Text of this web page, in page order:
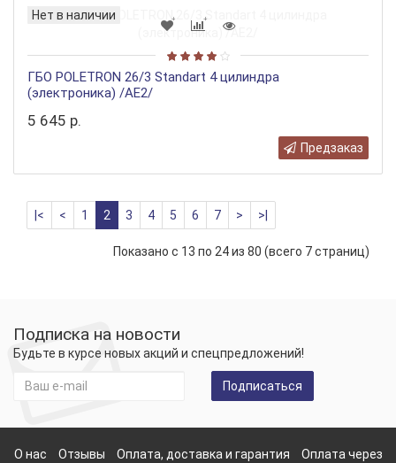
Нет в наличии
ГБО POLETRON 26/3 Standart 4 цилиндра
(электроника) /AE2/
5 645 р.
Предзаказ
|< < 1 2 3 4 5 6 7 > >|
Показано с 13 по 24 из 80 (всего 7 страниц)
Подписка на новости
Будьте в курсе новых акций и спецпредложений!
Подписаться
О нас Отзывы Оплата, доставка и гарантия Оплата через